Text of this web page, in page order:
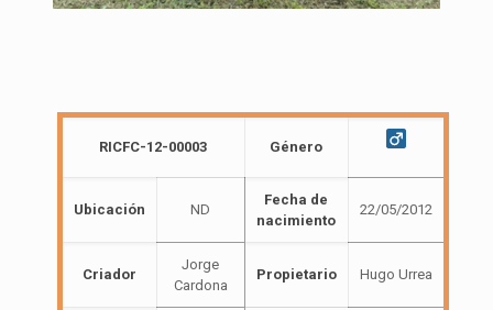
RICFC-12-00003 Género
Ubicación ND
Fecha de
nacimiento
22/05/2012
Criador
Jorge
Cardona
Propietario Hugo Urrea